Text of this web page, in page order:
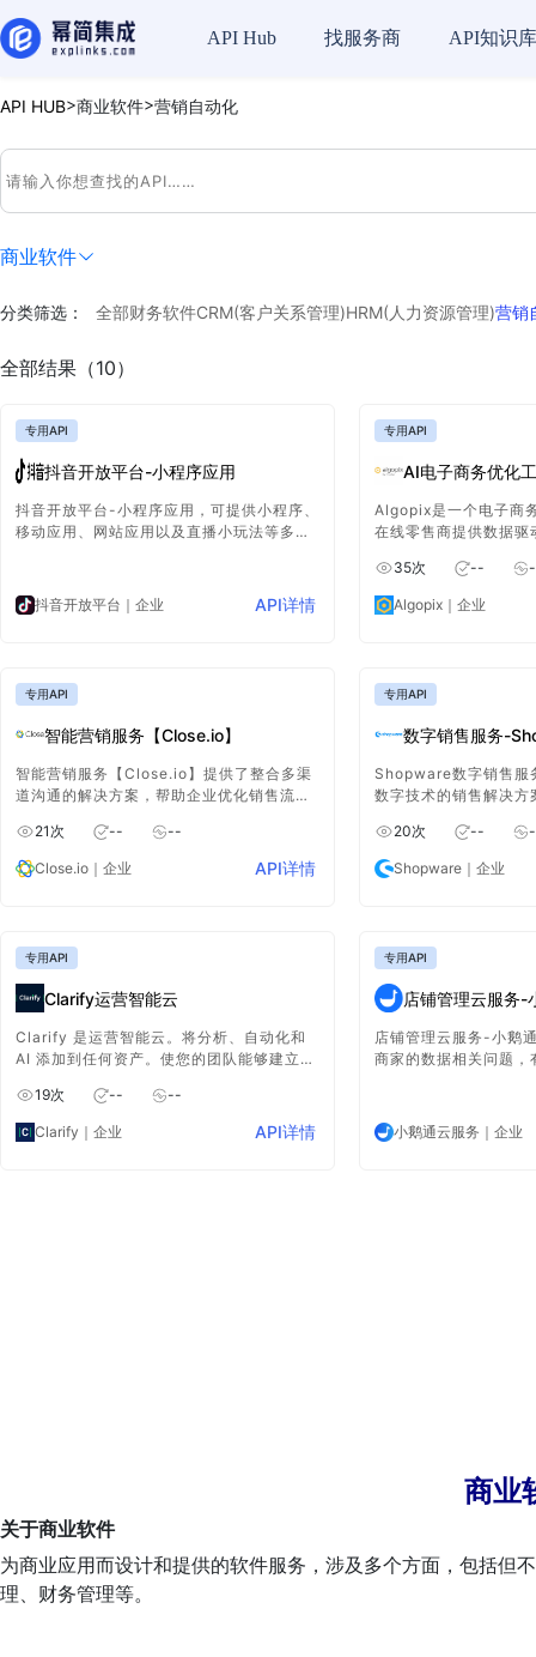
API Hub 找服务商 API知识库
API HUB>商业软件>营销自动化
商业软件
分类筛选： 全部财务软件CRM(客户关系管理)HRM(人力资源管理)营销
全部结果（10）
专用API
抖音开放平台-小程序应用
抖音开放平台-小程序应用，可提供小程序、
移动应用、网站应用以及直播小玩法等多种
力开发者更好地进行各类应用的开发与创
新。
抖音开放平台 ｜企业 API详情
专用API
AI电子商务优化
Algopix是一个电子商
在线零售商提供数据驱
35次 --
Algopix ｜企业
专用API
智能营销服务【Close.io】
智能营销服务【Close.io】提供了整合多渠
道沟通的解决方案，帮助企业优化销售流
能，营销团队可以与潜在客户和现有客户保
持高效的互动，提升转化率。
21 次 -- --
Close.io ｜企业 API详情
专用API
数字销售服务-
Shopware数字销售服
数字技术的销售解决方
提供与买家无缝互动
字销售室等创新工具。
20次 --
Shopware ｜企业
专用API
Clarify运营智能云
Clarify 是运营智能云。将分析、自动化和
AI 添加到任何资产。使您的团队能够建立更
19次 -- --
Clarify ｜企业 API详情
专用API
店铺管理云服务-
店铺管理云服务-小鹅
商家的数据相关问题，
管理与运营，提升竞争
小鹅通云服务 ｜企业
商业
关于商业软件
为商业应用而设计和提供的软件服务，涉及多个方面，包括但
理、财务管理等。